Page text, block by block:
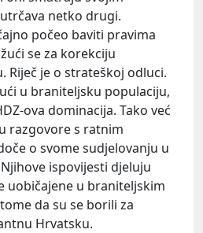
netko drugi.
počeo baviti pravima
se za korekciju
Riječ je o strateškoj odluci.
u braniteljsku populaciju,
ova dominacija. Tako već
razgovore s ratnim
o svome sudjelovanju u
ispovijesti djeluju
uobičajene u braniteljskim
da su se borili za
Hrvatsku.